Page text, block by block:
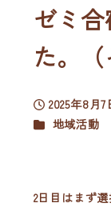
ゼミ
た。（
投稿日
2025年8月7
カテゴリー
地域活動
2日目はまず